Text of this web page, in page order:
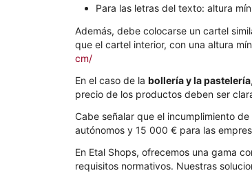
Para las letras del texto: altura
Además, debe colocarse un cartel
que el cartel interior, con una altura
cm/
En el caso de la bollería y la pastelería
precio de los productos deben ser
Cabe señalar que el incumplimiento
autónomos y 15 000 € para las
En Etal Shops, ofrecemos una gama
requisitos normativos. Nuestras